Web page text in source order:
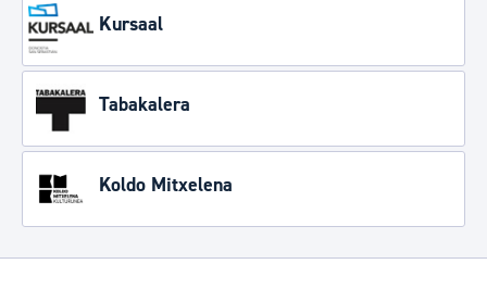
Kursaal
Tabakalera
Koldo Mitxelena